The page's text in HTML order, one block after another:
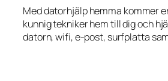
Med datorhjälp hemma kommer
kunnig tekniker hem till dig och
datorn, wifi, e-post, surfplatta